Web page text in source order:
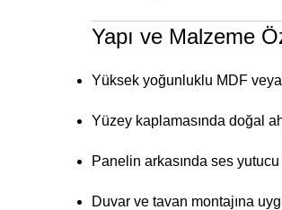
Yapı ve Malzeme
Yüksek yoğunluklu MDF
Yüzey kaplamasında doğal
Panelin arkasında ses
Duvar ve tavan montajına